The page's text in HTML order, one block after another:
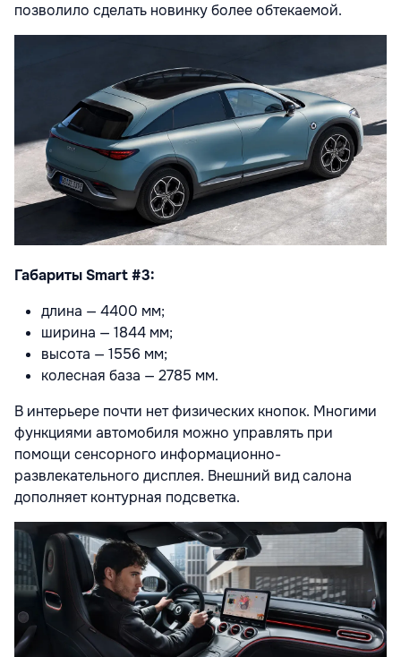
позволило сделать новинку более обтекаемой.
Габариты Smart #3:
длина — 4400 мм;
ширина — 1844 мм;
высота — 1556 мм;
колесная база — 2785 мм.
В интерьере почти нет физических кнопок. Многими
функциями автомобиля можно управлять при
помощи сенсорного информационно-
развлекательного дисплея. Внешний вид салона
дополняет контурная подсветка.